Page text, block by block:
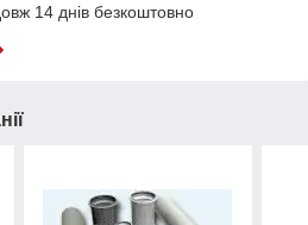
14 днів безкоштовно